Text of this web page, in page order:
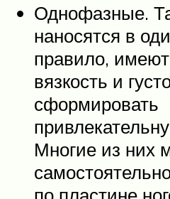
Однофазные.
наносятся в
правило,
вязкость и
сформировать
Многие из них